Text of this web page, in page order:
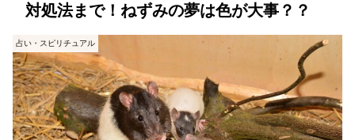
対処法まで！ねずみの夢は色が大事？？
占い・スピリチュアル